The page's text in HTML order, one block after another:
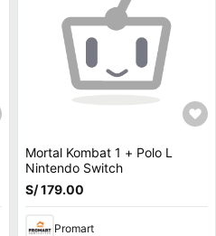
Mortal Kombat 1 + Polo L
Nintendo Switch
S/ 179.00
Promart